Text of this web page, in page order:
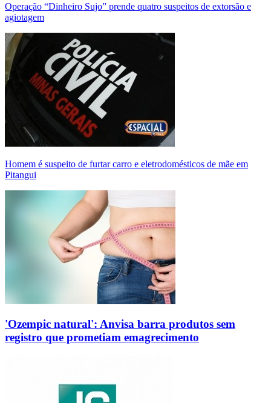
Operação “Dinheiro Sujo” prende quatro suspeitos de extorsão e
agiotagem
Homem é suspeito de furtar carro e eletrodomésticos de mãe em
Pitangui
'Ozempic natural': Anvisa barra produtos sem
registro que prometiam emagrecimento